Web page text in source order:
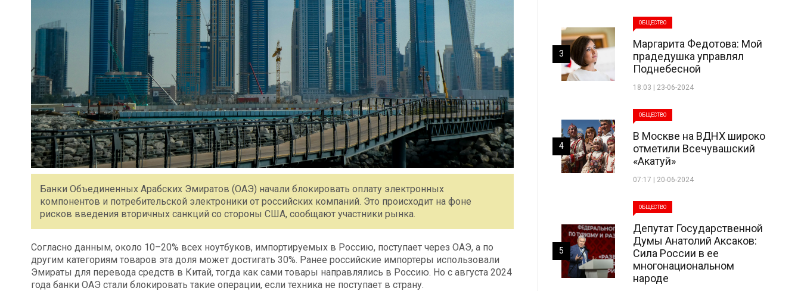
Банки Объединенных Арабских Эмиратов (ОАЭ) начали блокировать оплату электронных
компонентов и потребительской электроники от российских компаний. Это происходит на фоне
рисков введения вторичных санкций со стороны США, сообщают участники рынка.
Согласно данным, около 10–20% всех ноутбуков, импортируемых в Россию, поступает через ОАЭ, а по
другим категориям товаров эта доля может достигать 30%. Ранее российские импортеры использовали
Эмираты для перевода средств в Китай, тогда как сами товары направлялись в Россию. Но с августа 2024
года банки ОАЭ стали блокировать такие операции, если техника не поступает в страну.
ОБЩЕСТВО
Маргарита Федотова: Мой
прадедушка управлял
Поднебесной
18:03 | 23-06-2024
3
ОБЩЕСТВО
В Москве на ВДНХ широко
отметили Всечувашский
«Акатуй»
07:17 | 20-06-2024
4
ОБЩЕСТВО
Депутат Государственной
Думы Анатолий Аксаков:
Сила России в ее
многонациональном
народе
5